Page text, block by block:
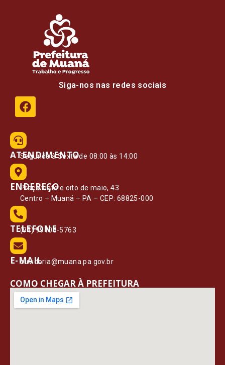
Siga-nos nas redes sociais
ATENDIMENTO
Segunda à Sexta de 08:00 às 14:00
ENDEREÇO
Praça vinte e oito de maio, 43
Centro – Muaná – PA – CEP: 68825-000
TELEFONE
(91) 99108-5763
E-MAIL
ouvidoria@muana.pa.gov.br
COMO CHEGAR À PREFEITURA